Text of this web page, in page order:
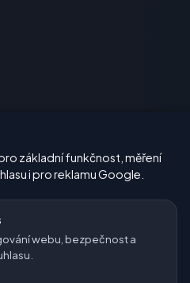
o počasí:
🇧🇬 Bulharsko
základní funkčnost, měření
i pro reklamu Google.
webu, bezpečnost a